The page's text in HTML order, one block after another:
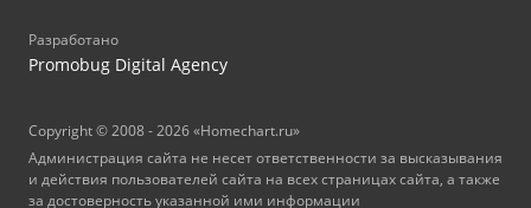
Разработано
Promobug Digital Agency
Copyright © 2008 - 2026 «Homechart.ru»
Администрация сайта не несет ответственности за высказывания
и действия пользователей сайта на всех страницах сайта, а также
за достоверность указанной ими информации